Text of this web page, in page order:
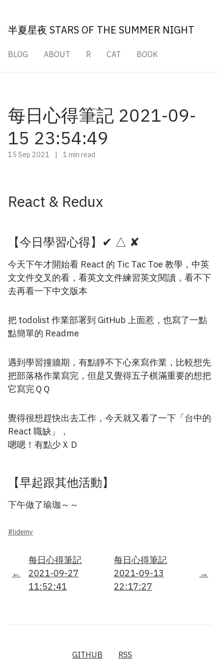
半夏星夜 STARS OF THE SUMMER NIGHT
BLOG ABOUT R CAT BOOK
每日心得筆記 2021-09-
15 23:54:49
15 Sep 2021 | 1 min read
React & Redux
【今日學習心得】✔︎ △ ✘
今天下午才開始看 React 的 Tic Tac Toe 教學，中英
文文件交叉的看，看英文文件練習英文閱讀，看不下
去再看一下中文版本
把 todolist 作業部署到 GitHub 上面惹，也寫了一點
點簡單的 Readme
遇到學習撞牆期，有點靜不下心來寫作業，比較想先
把部落格作業寫完，但是又覺得五子棋滿重要的想把
它寫完ＱＱ
覺得很想趕快出去工作，今天就又看了一下「台中的
React 職缺」，
嗯嗯！有點少ＸＤ
【早起跟其他活動】
下午做了瑜珈～～
#lidemy
←
每日心得筆記
2021-09-27
11:52:41
每日心得筆記
2021-09-13
22:17:27
→
GITHUB RSS